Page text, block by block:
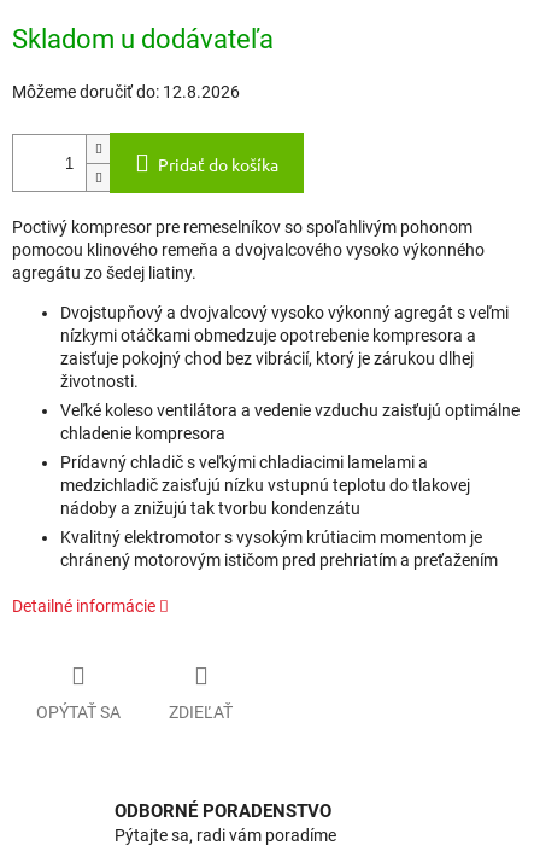
cena:
Skladom u dodávateľa
Môžeme doručiť do: 12.8.2026
Pridať do košíka
Poctivý kompresor pre remeselníkov so spoľahlivým pohonom
pomocou klinového remeňa a dvojvalcového vysoko výkonného
agregátu zo šedej liatiny.
Dvojstupňový a dvojvalcový vysoko výkonný agregát s veľmi
nízkymi otáčkami obmedzuje opotrebenie kompresora a
zaisťuje pokojný chod bez vibrácií, ktorý je zárukou dlhej
životnosti.
Veľké koleso ventilátora a vedenie vzduchu zaisťujú optimálne
chladenie kompresora
Prídavný chladič s veľkými chladiacimi lamelami a
medzichladič zaisťujú nízku vstupnú teplotu do tlakovej
nádoby a znižujú tak tvorbu kondenzátu
Kvalitný elektromotor s vysokým krútiacim momentom je
chránený motorovým ističom pred prehriatím a preťažením
Detailné informácie
OPÝTAŤ SA ZDIEĽAŤ
ODBORNÉ PORADENSTVO
Pýtajte sa, radi vám poradíme